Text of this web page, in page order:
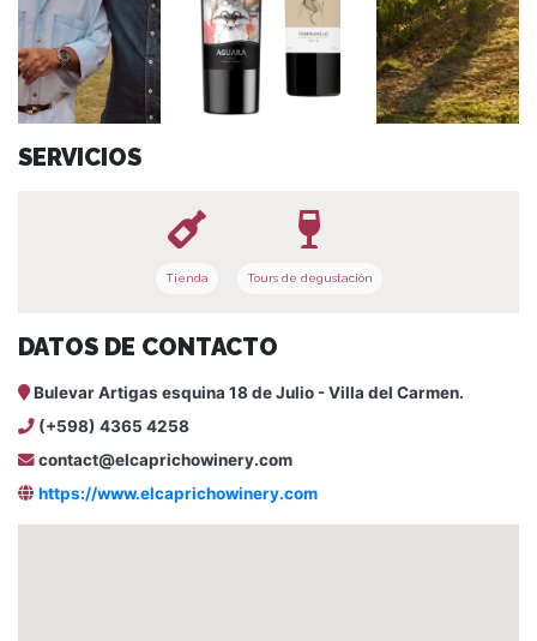
SERVICIOS
Tienda Tours de degustación
DATOS DE CONTACTO
Bulevar Artigas esquina 18 de Julio - Villa del Carmen.
(+598) 4365 4258
contact@elcaprichowinery.com
https://www.elcaprichowinery.com